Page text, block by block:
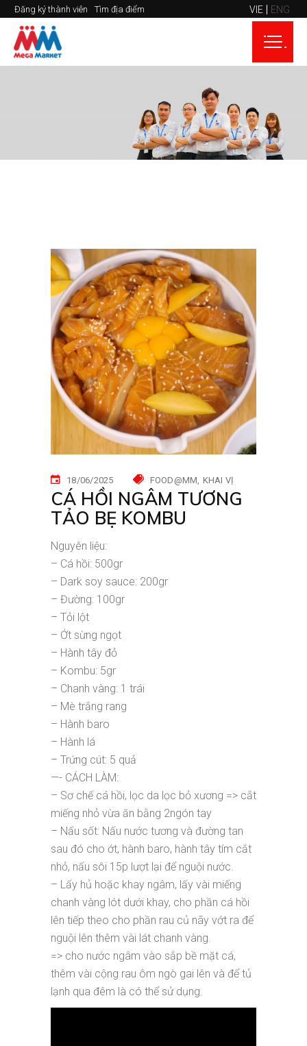
Đăng ký thành viên Tìm địa điểm VIE ENG
18/06/2025 FOOD@MM KHAI VỊ
CÁ HỒI NGÂM TƯƠNG
TẢO BẸ KOMBU
Nguyên liệu:
– Cá hồi: 500gr
– Dark soy sauce: 200gr
– Đường: 100gr
– Tỏi lột
– Ớt sừng ngọt
– Hành tây đỏ
– Kombu: 5gr
– Chanh vàng: 1 trái
– Mè trắng rang
– Hành baro
– Hành lá
– Trứng cút: 5 quả
—- CÁCH LÀM:
– Sơ chế cá hồi, lọc da lọc bỏ xương => cắt
miếng nhỏ vừa ăn bằng 2ngón tay
– Nấu sốt: Nấu nước tương và đường tan
sau đó cho ớt, hành baro, hành tây tím cắt
nhỏ, nấu sôi 15p lượt lại để nguội nước.
– Lấy hủ hoặc khay ngâm, lấy vài miếng
chanh vàng lót dưới khay, cho phần cá hồi
lên tiếp theo cho phần rau củ nãy vớt ra để
nguội lên thêm vài lát chanh vàng.
=> cho nước ngâm vào sắp bề mặt cá,
thêm vài cộng rau ôm ngò gai lên và để tủ
lạnh qua đêm là có thể sử dụng.